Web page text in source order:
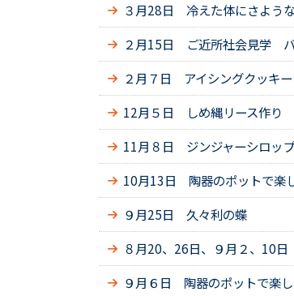
３月28日 冷えた体にさよ
２月15日 ご近所社会見学
２月７日 アイシングクッキ
12月５日 しめ縄リース作り
11月８日 ジンジャーシロッ
10月13日 陶器のポットで楽
９月25日 久々利の蝶
８月20、26日、９月２、10
９月６日 陶器のポットで楽し